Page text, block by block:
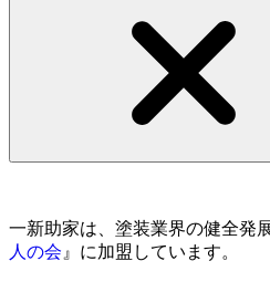
一新助家は、塗装業界の健全発
人の会 』に加盟しています。